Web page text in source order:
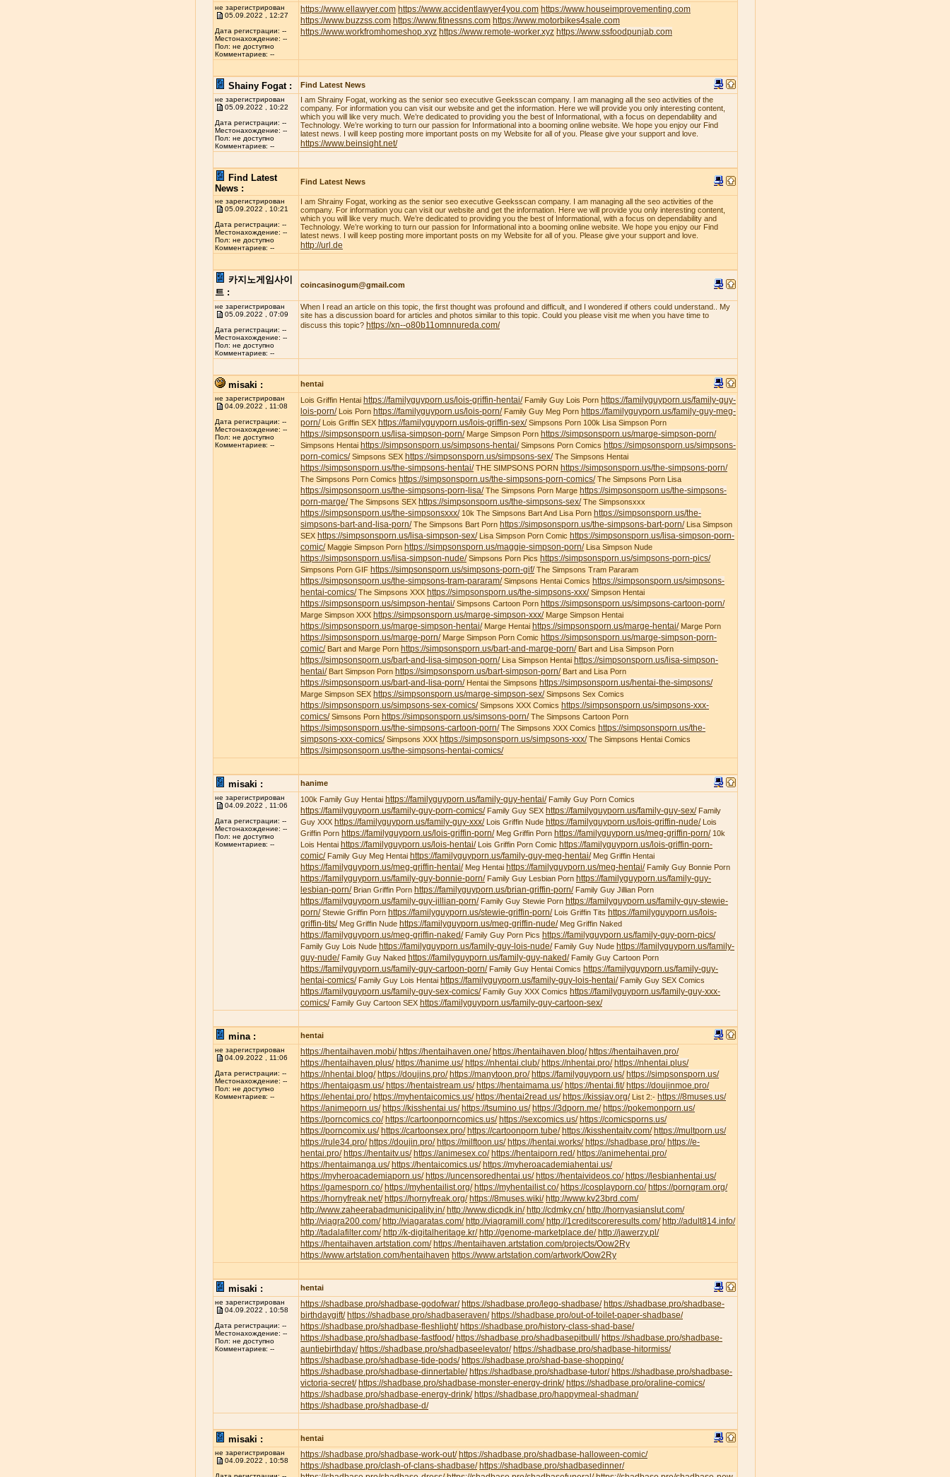
не зарегистрирован
05.09.2022 , 12:27
Дата регистрации: --
Местонахождение: --
Пол: не доступно
Комментариев: --
https://www.ellawyer.com https://www.accidentlawyer4you.com https://www.houseimprovementing.com
https://www.buzzss.com https://www.fitnessns.com https://www.motorbikes4sale.com
https://www.workfromhomeshop.xyz https://www.remote-worker.xyz https://www.ssfoodpunjab.com
Shainy Fogat : Find Latest News
не зарегистрирован
05.09.2022 , 10:22
Дата регистрации: --
Местонахождение: --
Пол: не доступно
Комментариев: --
I am Shrainy Fogat, working as the senior seo executive Geeksscan company. I am managing all the seo activities of the
company. For information you can visit our website and get the information. Here we will provide you only interesting content,
which you will like very much. We’re dedicated to providing you the best of Informational, with a focus on dependability and
Technology. We’re working to turn our passion for Informational into a booming online website. We hope you enjoy our Find
latest news. I will keep posting more important posts on my Website for all of you. Please give your support and love.
https://www.beinsight.net/
Find Latest
News :
Find Latest News
не зарегистрирован
05.09.2022 , 10:21
Дата регистрации: --
Местонахождение: --
Пол: не доступно
Комментариев: --
I am Shrainy Fogat, working as the senior seo executive Geeksscan company. I am managing all the seo activities of the
company. For information you can visit our website and get the information. Here we will provide you only interesting content,
which you will like very much. We’re dedicated to providing you the best of Informational, with a focus on dependability and
Technology. We’re working to turn our passion for Informational into a booming online website. We hope you enjoy our Find
latest news. I will keep posting more important posts on my Website for all of you. Please give your support and love.
http://url.de
카지노게임사이
트 :
coincasinogum@gmail.com
не зарегистрирован
05.09.2022 , 07:09
Дата регистрации: --
Местонахождение: --
Пол: не доступно
Комментариев: --
When I read an article on this topic, the first thought was profound and difficult, and I wondered if others could understand.. My
site has a discussion board for articles and photos similar to this topic. Could you please visit me when you have time to
discuss this topic? https://xn--o80b11omnnureda.com/
misaki : hentai
не зарегистрирован
04.09.2022 , 11:08
Дата регистрации: --
Местонахождение: --
Пол: не доступно
Комментариев: --
Lois Griffin Hentai https://familyguyporn.us/lois-griffin-hentai/Family Guy Lois Porn https://familyguyporn.us/family-guy-
lois-porn/Lois Porn https://familyguyporn.us/lois-porn/Family Guy Meg Porn https://familyguyporn.us/family-guy-meg-
porn/Lois Griffin SEX https://familyguyporn.us/lois-griffin-sex/Simpsons Porn 100k Lisa Simpson Porn
https://simpsonsporn.us/lisa-simpson-porn/Marge Simpson Porn https://simpsonsporn.us/marge-simpson-porn/
Simpsons Hentai https://simpsonsporn.us/simpsons-hentai/Simpsons Porn Comics https://simpsonsporn.us/simpsons-
porn-comics/Simpsons SEX https://simpsonsporn.us/simpsons-sex/The Simpsons Hentai
https://simpsonsporn.us/the-simpsons-hentai/THE SIMPSONS PORN https://simpsonsporn.us/the-simpsons-porn/
The Simpsons Porn Comics https://simpsonsporn.us/the-simpsons-porn-comics/The Simpsons Porn Lisa
https://simpsonsporn.us/the-simpsons-porn-lisa/The Simpsons Porn Marge https://simpsonsporn.us/the-simpsons-
porn-marge/The Simpsons SEX https://simpsonsporn.us/the-simpsons-sex/The Simpsonsxxx
https://simpsonsporn.us/the-simpsonsxxx/10k The Simpsons Bart And Lisa Porn https://simpsonsporn.us/the-
simpsons-bart-and-lisa-porn/The Simpsons Bart Porn https://simpsonsporn.us/the-simpsons-bart-porn/Lisa Simpson
SEX https://simpsonsporn.us/lisa-simpson-sex/Lisa Simpson Porn Comic https://simpsonsporn.us/lisa-simpson-porn-
comic/Maggie Simpson Porn https://simpsonsporn.us/maggie-simpson-porn/Lisa Simpson Nude
https://simpsonsporn.us/lisa-simpson-nude/Simpsons Porn Pics https://simpsonsporn.us/simpsons-porn-pics/
Simpsons Porn GIF https://simpsonsporn.us/simpsons-porn-gif/The Simpsons Tram Pararam
https://simpsonsporn.us/the-simpsons-tram-pararam/Simpsons Hentai Comics https://simpsonsporn.us/simpsons-
hentai-comics/The Simpsons XXX https://simpsonsporn.us/the-simpsons-xxx/Simpson Hentai
https://simpsonsporn.us/simpson-hentai/Simpsons Cartoon Porn https://simpsonsporn.us/simpsons-cartoon-porn/
Marge Simpson XXX https://simpsonsporn.us/marge-simpson-xxx/Marge Simpson Hentai
https://simpsonsporn.us/marge-simpson-hentai/Marge Hentai https://simpsonsporn.us/marge-hentai/Marge Porn
https://simpsonsporn.us/marge-porn/Marge Simpson Porn Comic https://simpsonsporn.us/marge-simpson-porn-
comic/Bart and Marge Porn https://simpsonsporn.us/bart-and-marge-porn/Bart and Lisa Simpson Porn
https://simpsonsporn.us/bart-and-lisa-simpson-porn/Lisa Simpson Hentai https://simpsonsporn.us/lisa-simpson-
hentai/Bart Simpson Porn https://simpsonsporn.us/bart-simpson-porn/Bart and Lisa Porn
https://simpsonsporn.us/bart-and-lisa-porn/Hentai the Simpsons https://simpsonsporn.us/hentai-the-simpsons/
Marge Simpson SEX https://simpsonsporn.us/marge-simpson-sex/Simpsons Sex Comics
https://simpsonsporn.us/simpsons-sex-comics/Simpsons XXX Comics https://simpsonsporn.us/simpsons-xxx-
comics/Simsons Porn https://simpsonsporn.us/simsons-porn/The Simpsons Cartoon Porn
https://simpsonsporn.us/the-simpsons-cartoon-porn/The Simpsons XXX Comics https://simpsonsporn.us/the-
simpsons-xxx-comics/Simpsons XXX https://simpsonsporn.us/simpsons-xxx/The Simpsons Hentai Comics
https://simpsonsporn.us/the-simpsons-hentai-comics/
misaki : hanime
не зарегистрирован
04.09.2022 , 11:06
Дата регистрации: --
Местонахождение: --
Пол: не доступно
Комментариев: --
100k Family Guy Hentai https://familyguyporn.us/family-guy-hentai/Family Guy Porn Comics
https://familyguyporn.us/family-guy-porn-comics/Family Guy SEX https://familyguyporn.us/family-guy-sex/Family
Guy XXX https://familyguyporn.us/family-guy-xxx/Lois Griffin Nude https://familyguyporn.us/lois-griffin-nude/Lois
Griffin Porn https://familyguyporn.us/lois-griffin-porn/Meg Griffin Porn https://familyguyporn.us/meg-griffin-porn/10k
Lois Hentai https://familyguyporn.us/lois-hentai/Lois Griffin Porn Comic https://familyguyporn.us/lois-griffin-porn-
comic/Family Guy Meg Hentai https://familyguyporn.us/family-guy-meg-hentai/Meg Griffin Hentai
https://familyguyporn.us/meg-griffin-hentai/Meg Hentai https://familyguyporn.us/meg-hentai/Family Guy Bonnie Porn
https://familyguyporn.us/family-guy-bonnie-porn/Family Guy Lesbian Porn https://familyguyporn.us/family-guy-
lesbian-porn/Brian Griffin Porn https://familyguyporn.us/brian-griffin-porn/Family Guy Jillian Porn
https://familyguyporn.us/family-guy-jillian-porn/Family Guy Stewie Porn https://familyguyporn.us/family-guy-stewie-
porn/Stewie Griffin Porn https://familyguyporn.us/stewie-griffin-porn/Lois Griffin Tits https://familyguyporn.us/lois-
griffin-tits/Meg Griffin Nude https://familyguyporn.us/meg-griffin-nude/Meg Griffin Naked
https://familyguyporn.us/meg-griffin-naked/Family Guy Porn Pics https://familyguyporn.us/family-guy-porn-pics/
Family Guy Lois Nude https://familyguyporn.us/family-guy-lois-nude/Family Guy Nude https://familyguyporn.us/family-
guy-nude/Family Guy Naked https://familyguyporn.us/family-guy-naked/Family Guy Cartoon Porn
https://familyguyporn.us/family-guy-cartoon-porn/Family Guy Hentai Comics https://familyguyporn.us/family-guy-
hentai-comics/Family Guy Lois Hentai https://familyguyporn.us/family-guy-lois-hentai/Family Guy SEX Comics
https://familyguyporn.us/family-guy-sex-comics/Family Guy XXX Comics https://familyguyporn.us/family-guy-xxx-
comics/Family Guy Cartoon SEX https://familyguyporn.us/family-guy-cartoon-sex/
mina : hentai
не зарегистрирован
04.09.2022 , 11:06
Дата регистрации: --
Местонахождение: --
Пол: не доступно
Комментариев: --
https://hentaihaven.mobi/ https://hentaihaven.one/ https://hentaihaven.blog/ https://hentaihaven.pro/
https://hentaihaven.plus/ https://hanime.us/ https://nhentai.club/ https://nhentai.pro/ https://nhentai.plus/
https://nhentai.blog/ https://doujins.pro/ https://manytoon.pro/ https://familyguyporn.us/ https://simpsonsporn.us/
https://hentaigasm.us/ https://hentaistream.us/ https://hentaimama.us/ https://hentai.fit/ https://doujinmoe.pro/
https://ehentai.pro/ https://myhentaicomics.us/ https://hentai2read.us/ https://kissjav.org/List 2:- https://8muses.us/
https://animeporn.us/ https://kisshentai.us/ https://tsumino.us/ https://3dporn.me/ https://pokemonporn.us/
https://porncomics.co/ https://cartoonporncomics.us/ https://sexcomics.us/ https://comicsporns.us/
https://porncomix.us/ https://cartoonsex.pro/ https://cartoonporn.tube/ https://kisshentaitv.com/ https://multporn.us/
https://rule34.pro/ https://doujin.pro/ https://milftoon.us/ https://hentai.works/ https://shadbase.pro/ https://e-
hentai.pro/ https://hentaitv.us/ https://animesex.co/ https://hentaiporn.red/ https://animehentai.pro/
https://hentaimanga.us/ https://hentaicomics.us/ https://myheroacademiahentai.us/
https://myheroacademiaporn.us/ https://uncensoredhentai.us/ https://hentaivideos.co/ https://lesbianhentai.us/
https://gamesporn.co/ https://myhentailist.org/ https://myhentailist.co/ https://cosplayporn.co/ https://porngram.org/
https://hornyfreak.net/ https://hornyfreak.org/ https://8muses.wiki/ http://www.kv23brd.com/
http://www.zaheerabadmunicipality.in/ http://www.dicpdk.in/ http://cdmky.cn/ http://hornyasianslut.com/
http://viagra200.com/ http://viagaratas.com/ http://viagramill.com/ http://1creditscoreresults.com/ http://adult814.info/
http://tadalafilter.com/ http://k-digitalheritage.kr/ http://genome-marketplace.de/ http://jawerzy.pl/
https://hentaihaven.artstation.com/ https://hentaihaven.artstation.com/projects/Oow2Ry
https://www.artstation.com/hentaihaven https://www.artstation.com/artwork/Oow2Ry
misaki : hentai
не зарегистрирован
04.09.2022 , 10:58
Дата регистрации: --
Местонахождение: --
Пол: не доступно
Комментариев: --
https://shadbase.pro/shadbase-godofwar/ https://shadbase.pro/lego-shadbase/ https://shadbase.pro/shadbase-
birthdaygift/ https://shadbase.pro/shadbaseraven/ https://shadbase.pro/out-of-toilet-paper-shadbase/
https://shadbase.pro/shadbase-fleshlight/ https://shadbase.pro/history-class-shad-base/
https://shadbase.pro/shadbase-fastfood/ https://shadbase.pro/shadbasepitbull/ https://shadbase.pro/shadbase-
auntiebirthday/ https://shadbase.pro/shadbaseelevator/ https://shadbase.pro/shadbase-hitormiss/
https://shadbase.pro/shadbase-tide-pods/ https://shadbase.pro/shad-base-shopping/
https://shadbase.pro/shadbase-dinnertable/ https://shadbase.pro/shadbase-tutor/ https://shadbase.pro/shadbase-
victoria-secret/ https://shadbase.pro/shadbase-monster-energy-drink/ https://shadbase.pro/oraline-comics/
https://shadbase.pro/shadbase-energy-drink/ https://shadbase.pro/happymeal-shadman/
https://shadbase.pro/shadbase-d/
misaki : hentai
не зарегистрирован
04.09.2022 , 10:58
https://shadbase.pro/shadbase-work-out/ https://shadbase.pro/shadbase-halloween-comic/
https://shadbase.pro/clash-of-clans-shadbase/ https://shadbase.pro/shadbasedinner/